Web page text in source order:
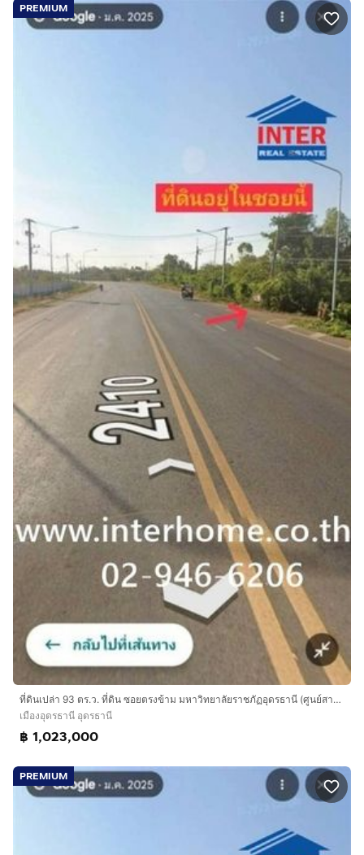
PREMIUM
ที่ดินเปล่า 93 ตร.ว. ที่ดิน ซอยตรงข้าม มหาวิทยาลัยราชภัฏอุดรธานี (ศูนย์สามพร้าว) ถนนทางหลวงหมายเลข2410 เมืองอุดรธานี อุดรธานี
เมืองอุดรธานี อุดรธานี
฿ 1,023,000
PREMIUM